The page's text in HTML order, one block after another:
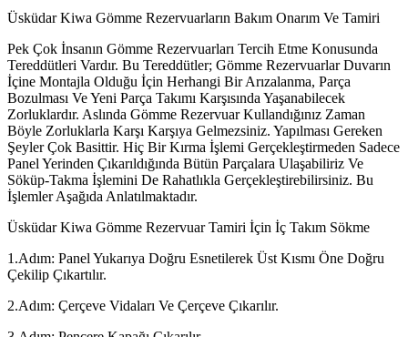
Üsküdar Kiwa Gömme Rezervuarların Bakım Onarım Ve Tamiri
Pek Çok İnsanın Gömme Rezervuarları Tercih Etme Konusunda
Tereddütleri Vardır. Bu Tereddütler; Gömme Rezervuarlar Duvarın
İçine Montajla Olduğu İçin Herhangi Bir Arızalanma, Parça
Bozulması Ve Yeni Parça Takımı Karşısında Yaşanabilecek
Zorluklardır. Aslında Gömme Rezervuar Kullandığınız Zaman
Böyle Zorluklarla Karşı Karşıya Gelmezsiniz. Yapılması Gereken
Şeyler Çok Basittir. Hiç Bir Kırma İşlemi Gerçekleştirmeden Sadece
Panel Yerinden Çıkarıldığında Bütün Parçalara Ulaşabiliriz Ve
Söküp-Takma İşlemini De Rahatlıkla Gerçekleştirebilirsiniz. Bu
İşlemler Aşağıda Anlatılmaktadır.
Üsküdar Kiwa Gömme Rezervuar Tamiri İçin İç Takım Sökme
1.Adım: Panel Yukarıya Doğru Esnetilerek Üst Kısmı Öne Doğru
Çekilip Çıkartılır.
2.Adım: Çerçeve Vidaları Ve Çerçeve Çıkarılır.